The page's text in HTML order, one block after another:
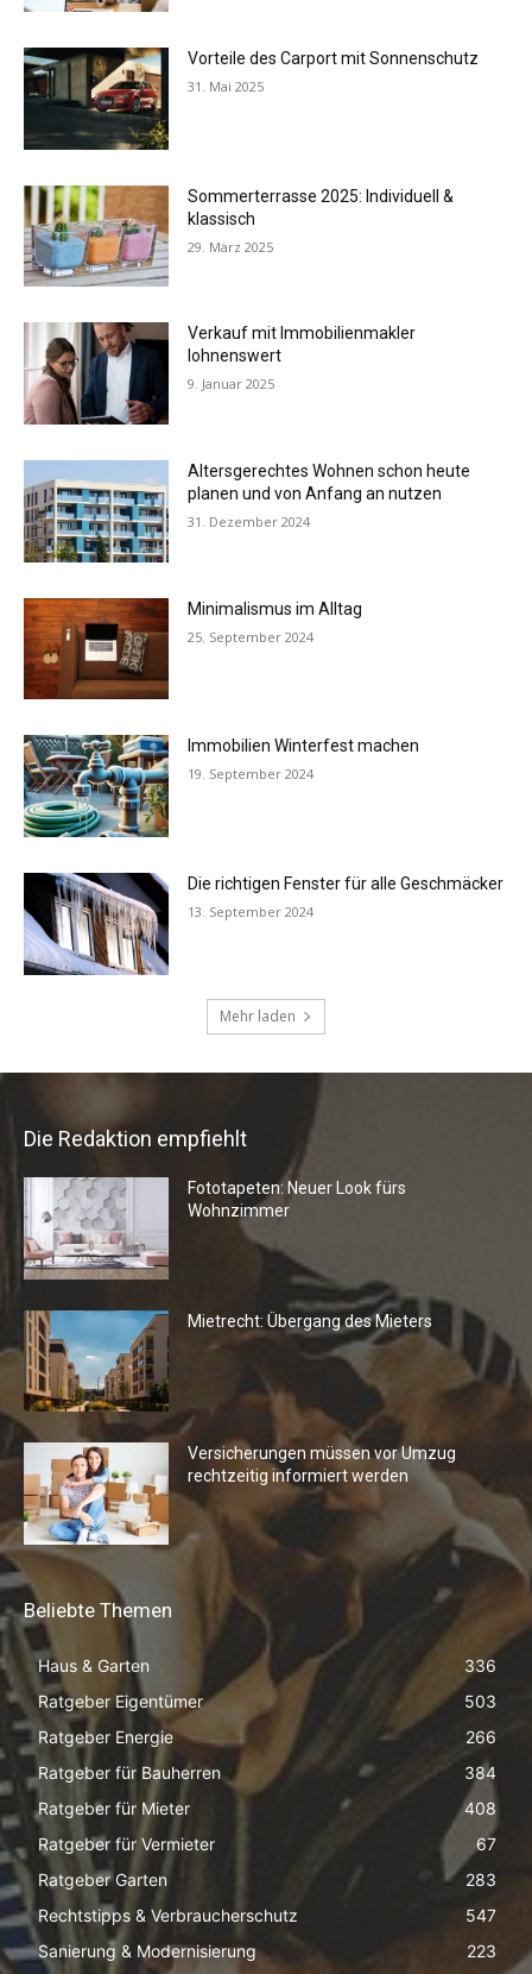
Die Redaktion empfiehlt
Fototapeten: Neuer Look fürs
Wohnzimmer
Mietrecht: Übergang des Mieters
Versicherungen müssen vor Umzug
rechtzeitig informiert werden
Beliebte Themen
Haus & Garten
336
Ratgeber Eigentümer
503
Ratgeber Energie
266
Ratgeber für Bauherren
384
Ratgeber für Mieter
408
Ratgeber für Vermieter
67
Ratgeber Garten
283
Rechtstipps & Verbraucherschutz
547
Sanierung & Modernisierung
223